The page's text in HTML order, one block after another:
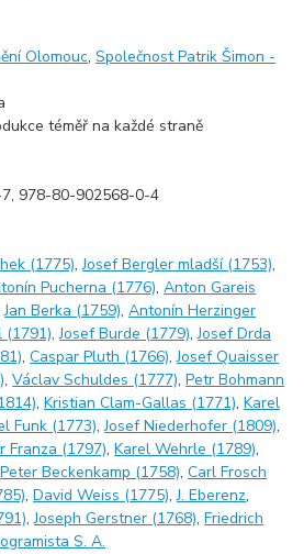
Olomouc,Společnost Patrik Šimon -
téměř na každé straně
978-80-902568-0-4
(1775),Josef Bergler mladší (1753),
Pucherna (1776),Anton Gareis
Jan Berka (1759),Antonín Herzinger
(1791),Josef Burde (1779),Josef Drda
,Caspar Pluth (1766),Josef Quaisser
,Václav Schuldes (1777),Petr Bohmann
,Kristian Clam-Gallas (1771),Karel
Funk (1773),Josef Niederhofer (1809),
Franza (1797),Karel Wehrle (1789),
Peter Beckenkamp (1758),Carl Frosch
,David Weiss (1775),J. Eberenz,
,Joseph Gerstner (1768),Friedrich
S. A.